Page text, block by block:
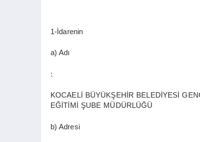
1-İdarenin
a) Adı
:
KOCAELİ BÜYÜKŞEHİR BELEDİYESİ
EĞİTİMİ ŞUBE MÜDÜRLÜĞÜ
b) Adresi